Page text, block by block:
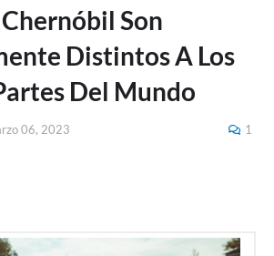
Son
Distintos A Los
Del Mundo
06, 2023 1